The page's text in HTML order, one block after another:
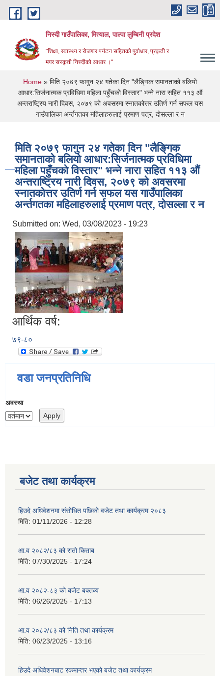
Skip to main content
निस्दी गाउँपालिका, मित्याल, पाल्पा लुम्बिनी प्रदेश
"शिक्षा, स्वास्थ्य र रोजगार पर्यटन सहितको पुर्वाधार, प्रकृती र
मगर सस्कृती निस्दीको आधार ।"
You are here
Home » मिति २०७९ फागुन २४ गतेका दिन "लैङि्गक समानताको बलियो
आधार:सिर्जनात्मक प्रविधिमा महिला पहुँचको विस्तार" भन्ने नारा सहित ११३ औं
अन्तराष्ट्रिय नारी दिवस, २०७९ को अवसरमा स्नातकोत्तर उतिर्ण गर्न सफल यस
गाउँपालिका अर्न्तगतका महिलाहरुलाई प्रमाण पत्र, दोसल्ला र न
मिति २०७९ फागुन २४ गतेका दिन "लैङि्गक
समानताको बलियो आधार:सिर्जनात्मक प्रविधिमा
महिला पहुँचको विस्तार" भन्ने नारा सहित ११३ औं
अन्तराष्ट्रिय नारी दिवस, २०७९ को अवसरमा
स्नातकोत्तर उतिर्ण गर्न सफल यस गाउँपालिका
अर्न्तगतका महिलाहरुलाई प्रमाण पत्र, दोसल्ला र न
Submitted on: Wed, 03/08/2023 - 19:23
आर्थिक वर्ष:
७९-८०
वडा जनप्रतिनिधि
अवस्था
बजेट तथा कार्यक्रम
हिउदे अधिवेशनमा संसोधित पछिको वजेट तथा कार्यक्रम २०८३
मिति: 01/11/2026 - 12:28
आ.व २०८२/८३ को रातो किताब
मिति: 07/30/2025 - 17:24
आ.व २०८२-८३ को बजेट बक्तव्य
मिति: 06/26/2025 - 17:13
आ.व २०८२/८३ को निति तथा कार्यक्रम
मिति: 06/23/2025 - 13:16
हिउदे अधिवेशनबाट रकमान्तर भएको बजेट तथा कार्यक्रम